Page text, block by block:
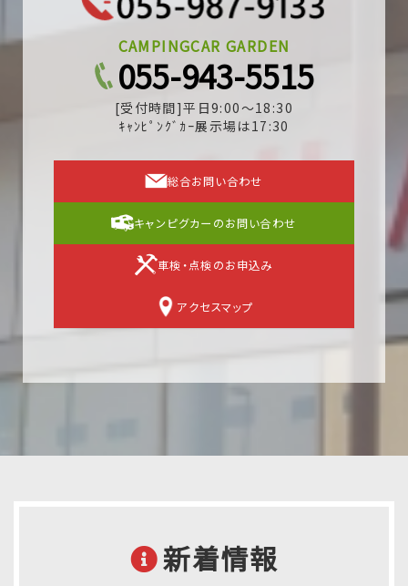
CAMPINGCAR GARDEN
055-943-5515
[受付時間]平日9:00～18:30
ｷｬﾝﾋﾟﾝｸﾞｶｰ展示場は17:30
総合お問い合わせ
キャンピグカーのお問い合わせ
車検・点検のお申込み
アクセスマップ
新着情報